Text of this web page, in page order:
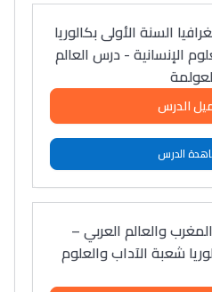
السنة الأولى بكالوريا
الإنسانية - درس العالم
الدرس
الدرس
والعالم العربي –
شعبة الآداب والعلوم